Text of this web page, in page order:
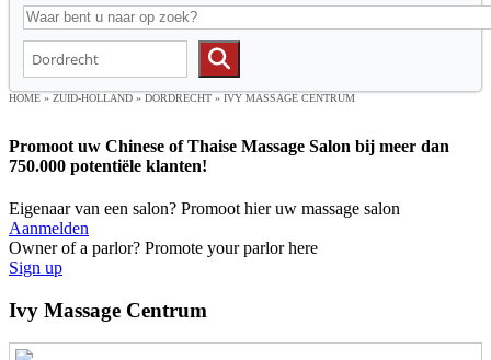
HOME » ZUID-HOLLAND » DORDRECHT » IVY MASSAGE CENTRUM
Promoot uw Chinese of Thaise Massage Salon bij meer dan
750.000 potentiële klanten!
Eigenaar van een salon? Promoot hier uw massage salon
Aanmelden
Owner of a parlor? Promote your parlor here
Sign up
Ivy Massage Centrum